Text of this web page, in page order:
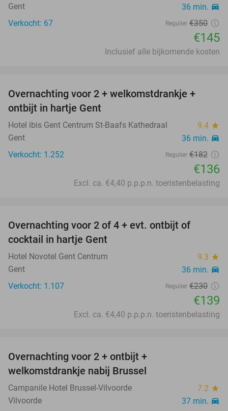
Gent 36 min. directions_car
Verkocht: 67 Regulier €350
€145
Inclusief alle bijkomende kosten
Overnachting voor 2 + welkomstdrankje +
ontbijt in hartje Gent
Hotel ibis Gent Centrum St-Baafs Kathedraal 9.4 star
Gent 36 min. directions_car
Verkocht: 1.252 Regulier €182
€136
Excl. ca. €4,40 p.p.p.n. toeristenbelasting
Overnachting voor 2 of 4 + evt. ontbijt of
cocktail in hartje Gent
Hotel Novotel Gent Centrum 9.3 star
Gent 36 min. directions_car
Verkocht: 1.107 Regulier €230
€139
Excl. ca. €4,40 p.p.p.n. toeristenbelasting
Overnachting voor 2 + ontbijt +
welkomstdrankje nabij Brussel
Campanile Hotel Brussel-Vilvoorde 7.2 star
Vilvoorde 37 min. directions_car